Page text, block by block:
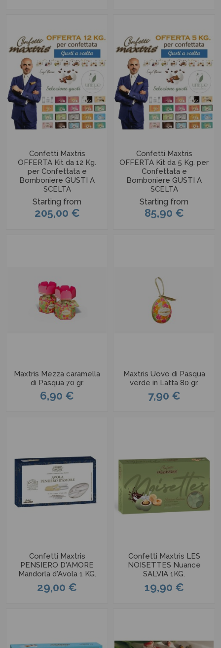
Confetti Maxtris
OFFERTA Kit da 12 Kg.
per Confettata e
Bomboniere GUSTI A
SCELTA
Starting from
205,00 €
Confetti Maxtris
OFFERTA Kit da 5 Kg. per
Confettata e
Bomboniere GUSTI A
SCELTA
Starting from
85,90 €
Maxtris Mezza caramella
di Pasqua 70 gr.
6,90 €
Maxtris Uovo di Pasqua
verde in Latta 80 gr.
7,90 €
Confetti Maxtris
PENSIERO D'AMORE
Mandorla d'Avola 1 KG.
29,00 €
Confetti Maxtris LES
NOISETTES Nuance
SALVIA 1KG.
19,90 €